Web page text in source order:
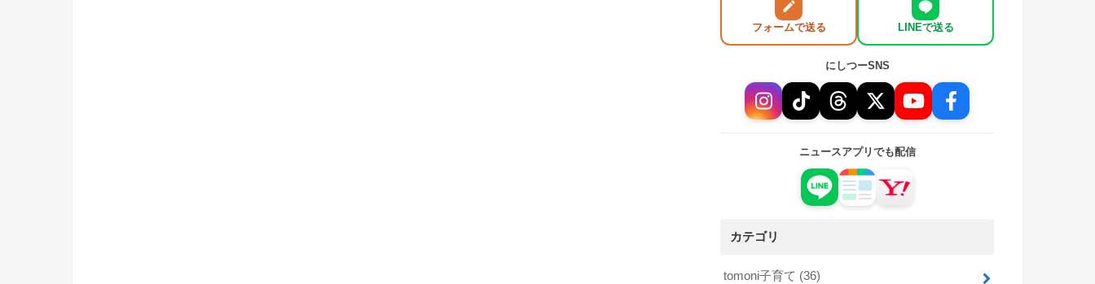
フォームで送る LINEで送る
にしつーSNS
ニュースアプリでも配信
カテゴリ
tomoni子育て (36)